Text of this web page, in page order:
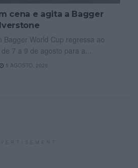
cena e agita a Bagger
Bagger World Cup regressa ao
7 a 9 de agosto para a...
5 AGOSTO, 2026